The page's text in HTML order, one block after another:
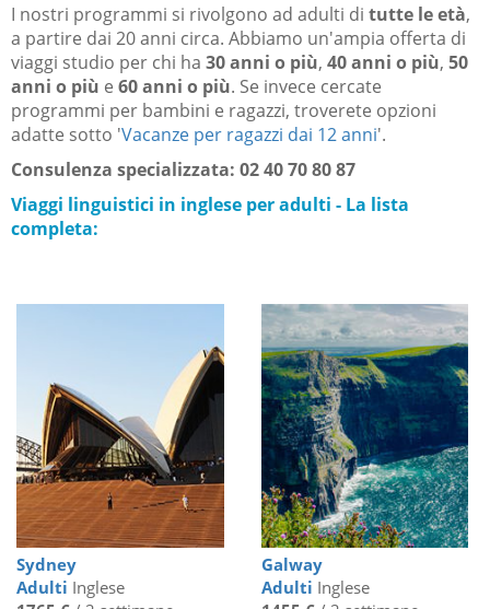
I nostri programmi si rivolgono ad adulti di tutte le età,
a partire dai 20 anni circa. Abbiamo un'ampia offerta di
viaggi studio per chi ha 30 anni o più, 40 anni o più, 50
anni o più e 60 anni o più. Se invece cercate
programmi per bambini e ragazzi, troverete opzioni
adatte sotto 'Vacanze per ragazzi dai 12 anni'.
Consulenza specializzata: 02 40 70 80 87
Viaggi linguistici in inglese per adulti - La lista
completa:
Sydney
Adulti Inglese
Galway
Adulti Inglese